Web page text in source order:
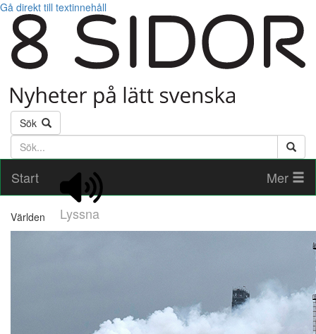
Gå direkt till textinnehåll
Sök
Söktext
Start
Lyssna
Mer
Världen